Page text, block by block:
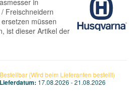
Freischneidern
müssen
ist dieser Artikel der
Bestellbar (Wird beim Lieferanten bestellt)
Lieferdatum: 17.08.2026 - 21.08.2026